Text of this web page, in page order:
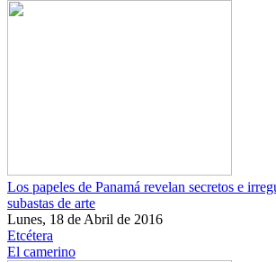
Los papeles de Panamá revelan secretos e
subastas de arte
Lunes, 18 de Abril de 2016
Etcétera
El camerino